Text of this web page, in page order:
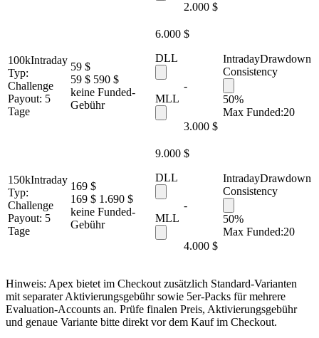
2.000 $
100kIntraday
Typ:
Challenge
Payout: 5
Tage
59 $
59 $ 590 $
keine Funded-
Gebühr
6.000 $
DLL
-
MLL
3.000 $
IntradayDrawdown
Consistency
50%
Max Funded:20
150kIntraday
Typ:
Challenge
Payout: 5
Tage
169 $
169 $ 1.690 $
keine Funded-
Gebühr
9.000 $
DLL
-
MLL
4.000 $
IntradayDrawdown
Consistency
50%
Max Funded:20
Hinweis: Apex bietet im Checkout zusätzlich Standard-Varianten
mit separater Aktivierungsgebühr sowie 5er-Packs für mehrere
Evaluation-Accounts an. Prüfe finalen Preis, Aktivierungsgebühr
und genaue Variante bitte direkt vor dem Kauf im Checkout.